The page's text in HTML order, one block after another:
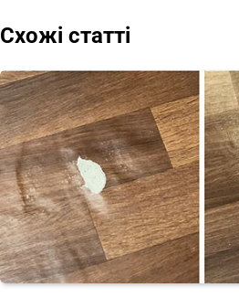
Схожі статті